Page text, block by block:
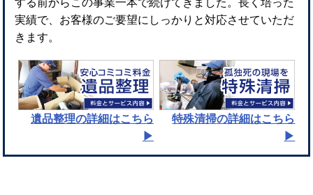
実績で、お客様のご要望にしっかりと対応させていただ
きます。
遺品整理の詳細はこちら
▶︎
特殊清掃の詳細はこちら
▶︎